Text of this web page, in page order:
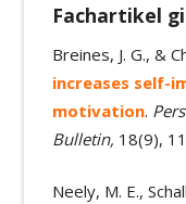
Fachartikel
Breines, J. G., &
increases self-
motivation.
Bulletin, 18(9),
Neely, M. E.,